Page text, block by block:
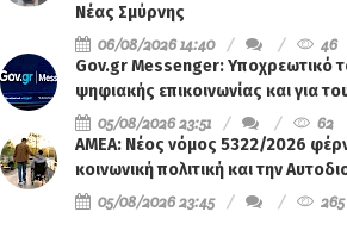
Νέας Σμύρνης
06/08/2026 14:40
46
Gov.gr Messenger: Υποχρεωτικό
ψηφιακής επικοινωνίας και για
05/08/2026 23:51
62
ΑΜΕΑ: Νέος νόμος 5322/2026
κοινωνική πολιτική και την
05/08/2026 23:45
265